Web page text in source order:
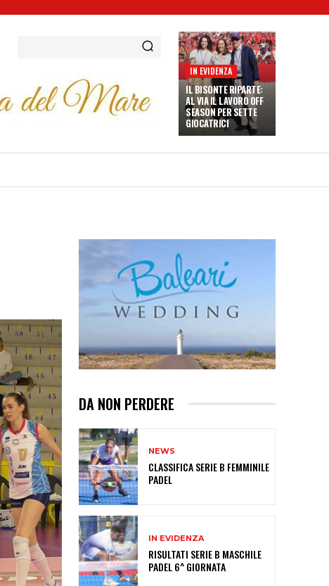
IN EVIDENZA
IL BISONTE RIPARTE:
AL VIA IL LAVORO OFF
SEASON PER SETTE
GIOCATRICI
DA NON PERDERE
NEWS
CLASSIFICA SERIE B FEMMINILE
PADEL
IN EVIDENZA
RISULTATI SERIE B MASCHILE
PADEL 6^ GIORNATA